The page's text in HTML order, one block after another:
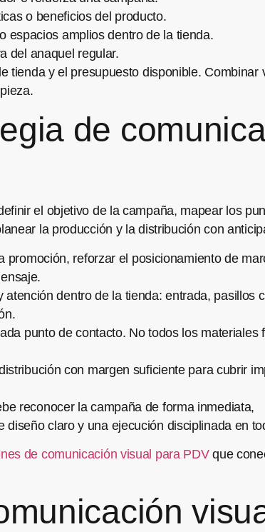
o beneficios del producto.
espacios amplios dentro de la tienda.
del anaquel regular.
tienda y el presupuesto disponible. Combinar
de
el objetivo de la campaña, mapear los
la producción y la distribución con
reforzar el posicionamiento de
dentro de la tienda: entrada, pasillos
punto de contacto. No todos los materiales
con margen suficiente para cubrir
reconocer la campaña de forma inmediata,
claro y una ejecución disciplinada en
de comunicación visual para PDVque